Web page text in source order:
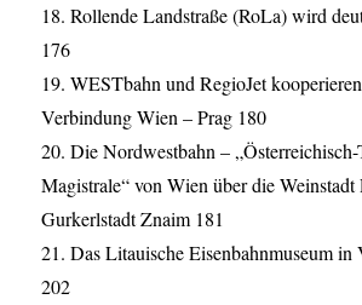
18. Rollende Landstraße (RoLa) wird
176
19. WESTbahn und RegioJet
Verbindung Wien – Prag 180
20. Die Nordwestbahn – „Österreichisch-
Magistrale“ von Wien über die Weinstadt
Gurkerlstadt Znaim 181
21. Das Litauische Eisenbahnmuseum
202